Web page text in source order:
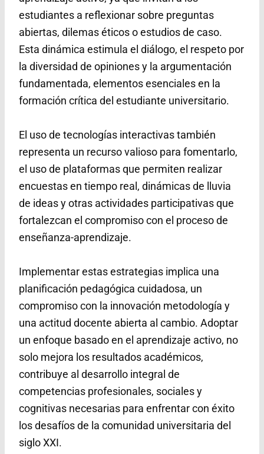
estudiantes a reflexionar sobre preguntas
abiertas, dilemas éticos o estudios de caso.
Esta dinámica estimula el diálogo, el respeto por
la diversidad de opiniones y la argumentación
fundamentada, elementos esenciales en la
formación crítica del estudiante universitario.
El uso de tecnologías interactivas también
representa un recurso valioso para fomentarlo,
el uso de plataformas que permiten realizar
encuestas en tiempo real, dinámicas de lluvia
de ideas y otras actividades participativas que
fortalezcan el compromiso con el proceso de
enseñanza-aprendizaje.
Implementar estas estrategias implica una
planificación pedagógica cuidadosa, un
compromiso con la innovación metodología y
una actitud docente abierta al cambio. Adoptar
un enfoque basado en el aprendizaje activo, no
solo mejora los resultados académicos,
contribuye al desarrollo integral de
competencias profesionales, sociales y
cognitivas necesarias para enfrentar con éxito
los desafíos de la comunidad universitaria del
siglo XXI.